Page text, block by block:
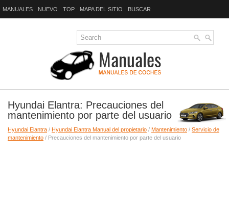
MANUALES NUEVO TOP MAPA DEL SITIO BUSCAR
Hyundai Elantra: Precauciones del
mantenimiento por parte del usuario
Hyundai Elantra / Hyundai Elantra Manual del propietario / Mantenimiento / Servicio de
mantenimiento / Precauciones del mantenimiento por parte del usuario